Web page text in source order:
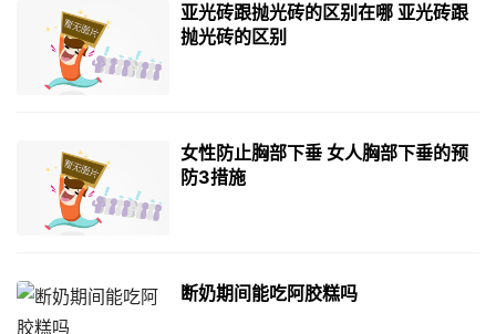
亚光砖跟抛光砖的区别在哪 亚光砖跟
抛光砖的区别
女性防止胸部下垂 女人胸部下垂的预
防3措施
断奶期间能吃阿胶糕吗